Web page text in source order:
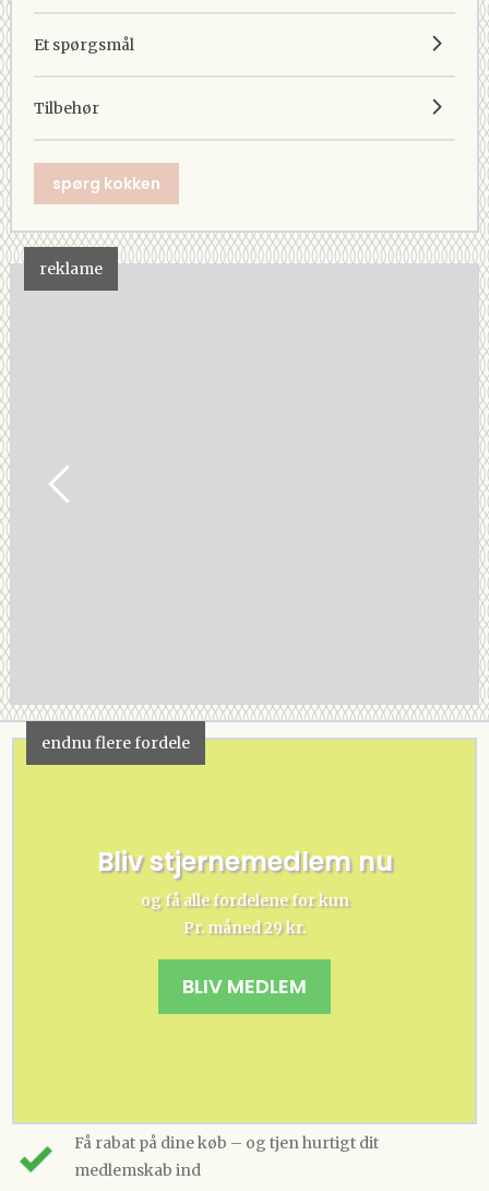
Et spørgsmål
Tilbehør
spørg kokken
reklame
endnu flere fordele
Bliv stjernemedlem nu
og få alle fordelene for kun
Pr. måned 29 kr.
BLIV MEDLEM
Få rabat på dine køb – og tjen hurtigt dit
medlemskab ind